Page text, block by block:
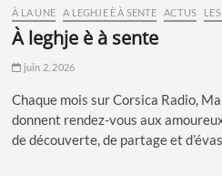
À LA UNE A LEGHJE È À SENTE ACTUS
à leghje è à sente
juin 2, 2026
Chaque mois sur Corsica Radio,
donnent rendez-vous aux
de découverte, de partage et